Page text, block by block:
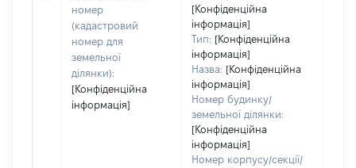
номер
(кадастровий
номер для
земельної
ділянки):
[Конфіденційна
інформація]
[Конфіденційна
інформація]
Тип: [Конфіденційна
інформація]
Назва: [Конфіденційна
інформація]
Номер будинку/
земельної ділянки:
[Конфіденційна
інформація]
Номер корпусу/секції/